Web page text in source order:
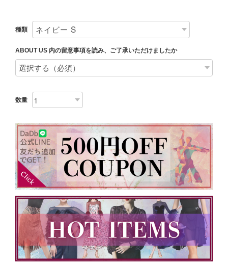
種類
ABOUT US 内の留意事項を読み、ご了承いただけましたか
数量